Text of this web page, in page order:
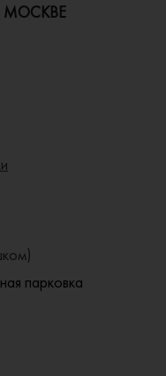
МОСКВЕ
парковка